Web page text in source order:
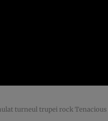
turneul trupei rock